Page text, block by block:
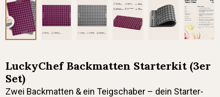
LuckyChef Backmatten Starterkit (3er
Set)
Zwei Backmatten & ein Teigschaber – dein Starter-